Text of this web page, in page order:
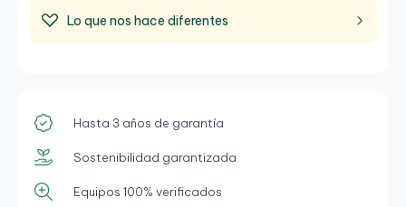
Lo que nos hace diferentes
Hasta 3 años de garantía
Sostenibilidad garantizada
Equipos 100% verificados